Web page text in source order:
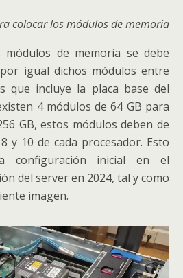
colocar los módulos de memoria
módulos de memoria se debe
igual dichos módulos entre
que incluye la placa base del
4 módulos de 64 GB para
GB, estos módulos deben de
y 10 de cada procesador. Esto
configuración inicial en el
del server en 2024, tal y como
imagen.